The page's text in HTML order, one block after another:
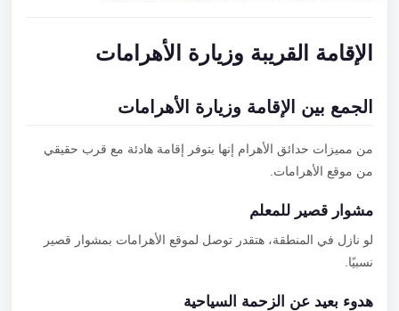
الإقامة القريبة وزيارة الأهرامات
الجمع بين الإقامة وزيارة الأهرامات
من مميزات حدائق الأهرام إنها بتوفر إقامة هادئة مع قرب حقيقي
من موقع الأهرامات.
مشوار قصير للمعلم
لو نازل في المنطقة، هتقدر توصل لموقع الأهرامات بمشوار قصير
نسبيًا.
هدوء بعيد عن الزحمة السياحية